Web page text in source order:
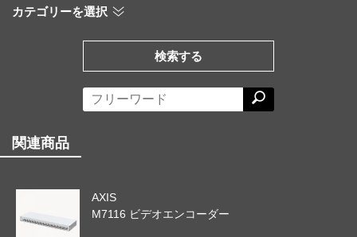
カテゴリーを選択
検索する
関連商品
AXIS
M7116 ビデオエンコーダー